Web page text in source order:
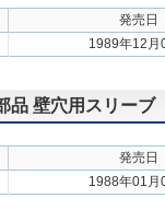
発売日
1989年12月
品 壁穴用スリーブ
発売日
1988年01月